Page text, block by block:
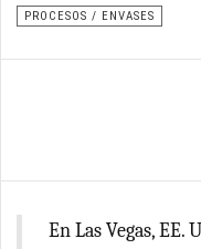
PROCESOS / ENVASES
En Las Vegas, EE.